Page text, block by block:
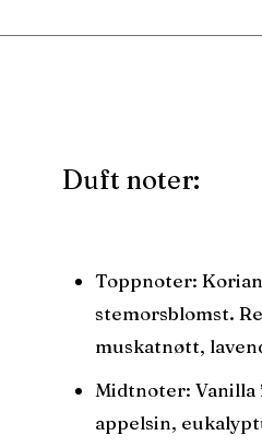
Duft noter:
Toppnoter:
stemorsblomst.
muskatnøtt,
Midtnoter: Vanilla
appelsin,